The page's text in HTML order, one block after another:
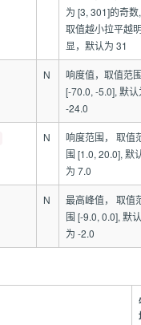
为 [3, 301]的奇数,
取值越小拉平越
显，默认为 31
N
响度值，取值范
[-70.0, -5.0], 默认
-24.0
N
响度范围， 取值
围 [1.0, 20.0], 默
为 7.0
N
最高峰值， 取值
围 [-9.0, 0.0], 默认
为 -2.0